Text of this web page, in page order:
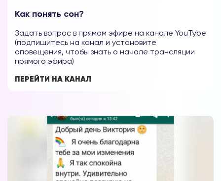
Как понять сон?
Задать вопрос в прямом эфире на канале YouTybe
(подпишитесь на канал и установите
оповещения, чтобы знать о начале трансляции
прямого эфира)
ПЕРЕЙТИ НА КАНАЛ